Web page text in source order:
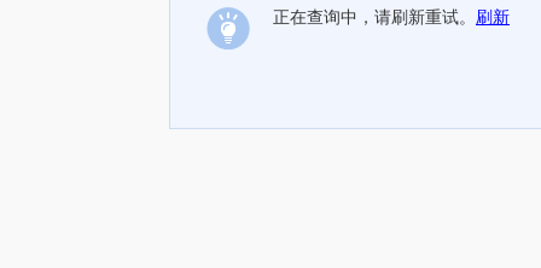
正在查询中，请刷新重试。 刷新